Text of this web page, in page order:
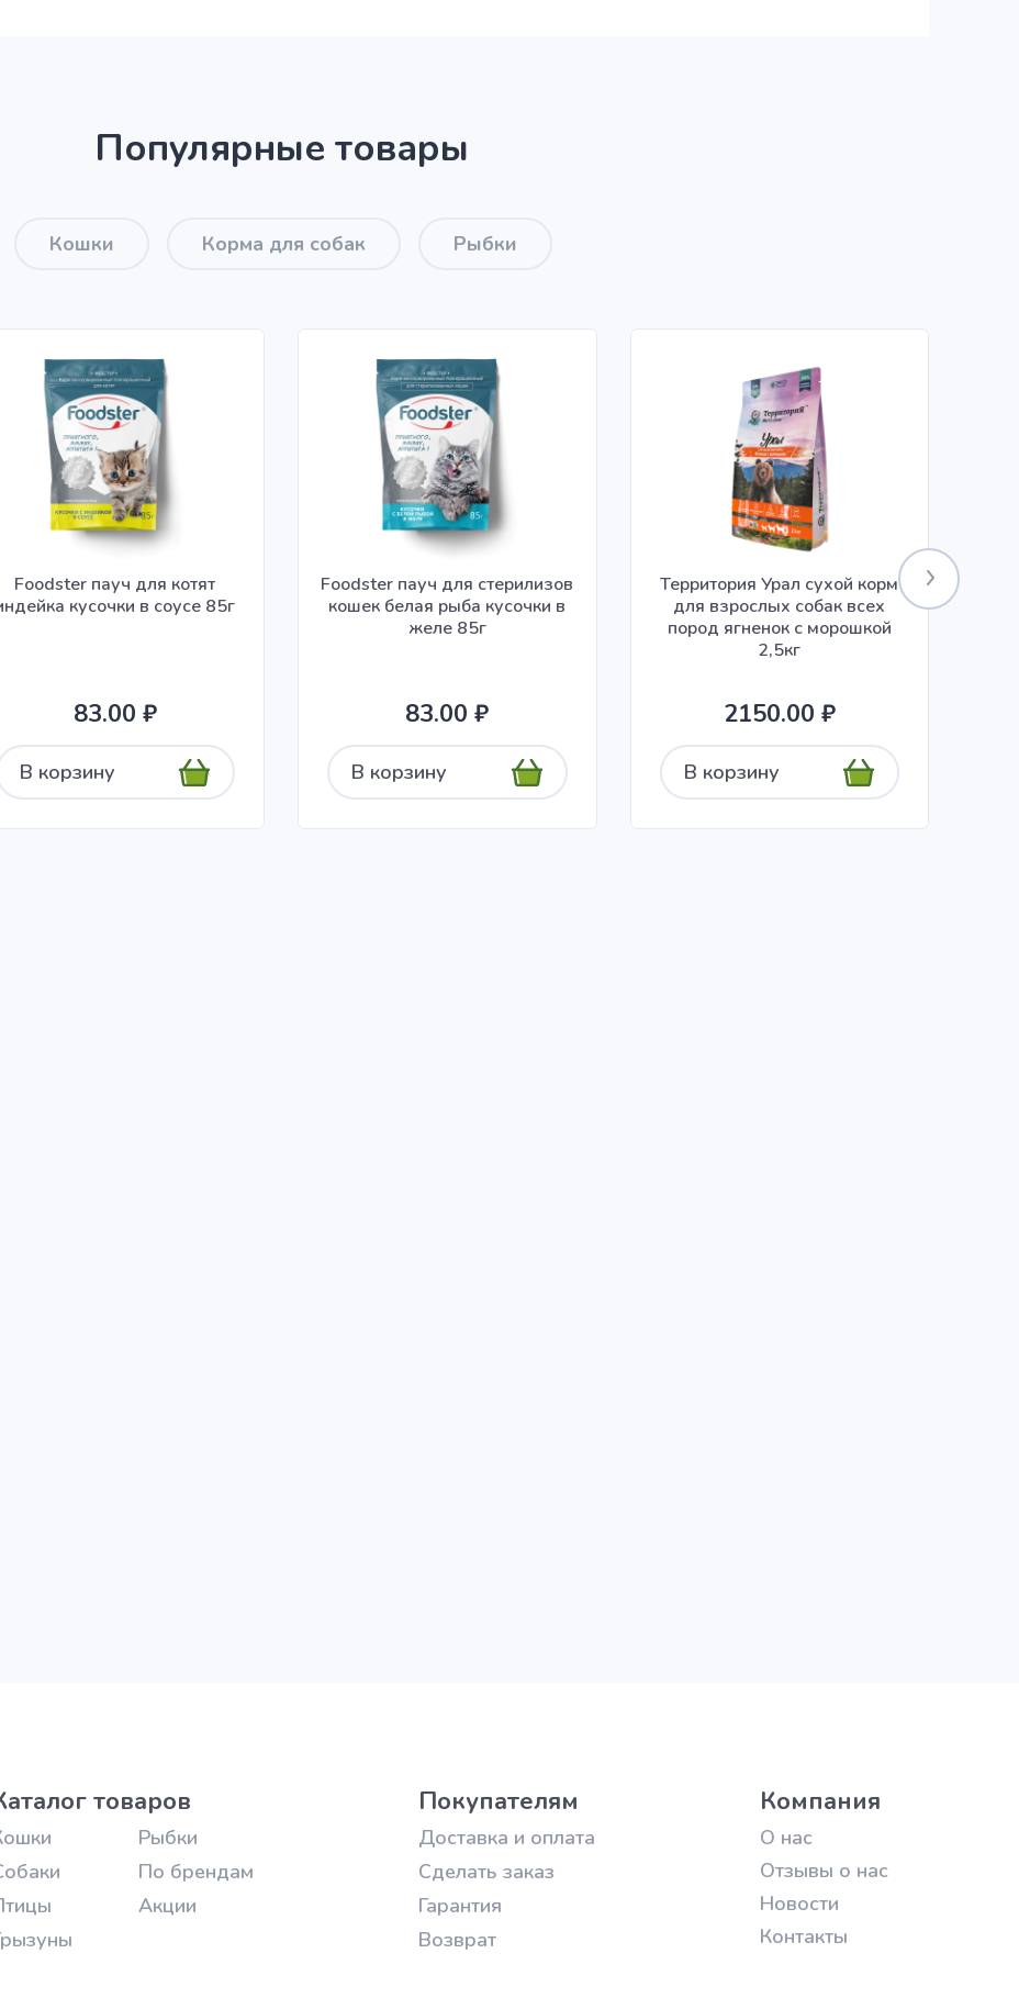
Популярные товары
Кошки Корма для собак Рыбки
Foodster пауч для котят
кусочки в соусе 85г
83.00 ₽
В корзину
Foodster пауч для стерилизов
кошек белая рыба кусочки в
желе 85г
83.00 ₽
В корзину
Территория Урал сухой корм
для взрослых собак всех
пород ягненок с морошкой
2,5кг
2150.00 ₽
В корзину
товаров
Рыбки
По брендам
Акции
Покупателям
Доставка и оплата
Сделать заказ
Гарантия
Возврат
Компания
О нас
Отзывы о нас
Новости
Контакты